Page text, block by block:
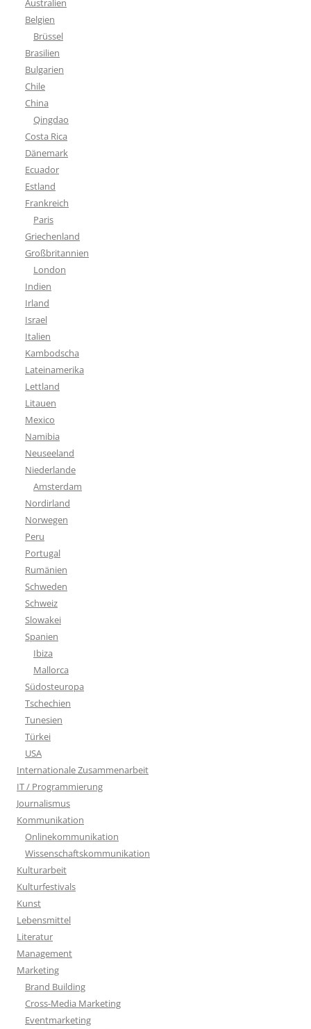
Australien
Belgien
Brüssel
Brasilien
Bulgarien
Chile
China
Qingdao
Costa Rica
Dänemark
Ecuador
Estland
Frankreich
Paris
Griechenland
Großbritannien
London
Indien
Irland
Israel
Italien
Kambodscha
Lateinamerika
Lettland
Litauen
Mexico
Namibia
Neuseeland
Niederlande
Amsterdam
Nordirland
Norwegen
Peru
Portugal
Rumänien
Schweden
Schweiz
Slowakei
Spanien
Ibiza
Mallorca
Südosteuropa
Tschechien
Tunesien
Türkei
USA
Internationale Zusammenarbeit
IT / Programmierung
Journalismus
Kommunikation
Onlinekommunikation
Wissenschaftskommunikation
Kulturarbeit
Kulturfestivals
Kunst
Lebensmittel
Literatur
Management
Marketing
Brand Building
Cross-Media Marketing
Eventmarketing